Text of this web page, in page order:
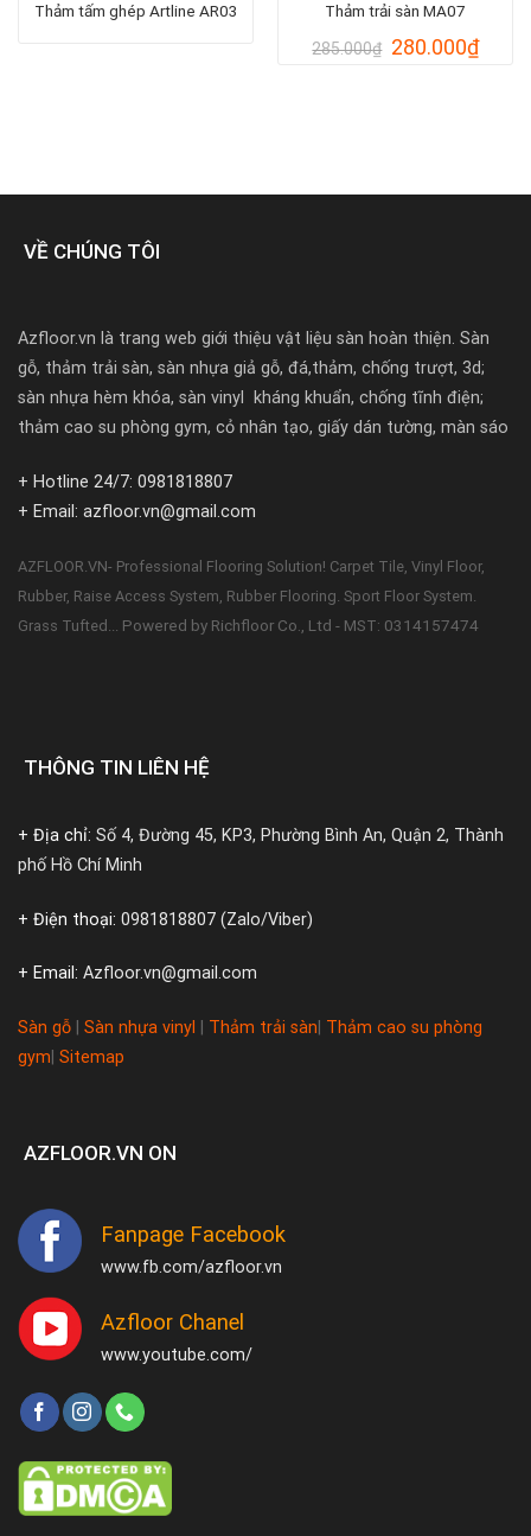
Thảm tấm ghép Artline AR03
Thảm trải sàn MA07
285.000₫ Giá
280.000₫Giá
hiện
VỀ CHÚNG TÔI
Azfloor.vn là trang web giới thiệu vật liệu sàn hoàn thiện. Sàn
gỗ, thảm trải sàn, sàn nhựa giả gỗ, đá,thảm, chống trượt, 3d;
sàn nhựa hèm khóa, sàn vinyl kháng khuẩn, chống tĩnh điện;
thảm cao su phòng gym, cỏ nhân tạo, giấy dán tường, màn sáo
+ Hotline 24/7: 0981818807
+ Email: azfloor.vn@gmail.com
AZFLOOR.VN- Professional Flooring Solution! Carpet Tile, Vinyl Floor,
Rubber, Raise Access System, Rubber Flooring. Sport Floor System.
Grass Tufted... Powered by Richfloor Co., Ltd - MST: 0314157474
THÔNG TIN LIÊN HỆ
+ Địa chỉ: Số 4, Đường 45, KP3, Phường Bình An, Quận 2, Thành
phố Hồ Chí Minh
+ Điện thoại: 0981818807 (Zalo/Viber)
+ Email: Azfloor.vn@gmail.com
Sàn gỗ Sàn nhựa vinyl Thảm trải sàn Thảm cao su phòng
gym Sitemap
AZFLOOR.VN ON
Fanpage Facebook
www.fb.com/azfloor.vn
Azfloor Chanel
www.youtube.com/